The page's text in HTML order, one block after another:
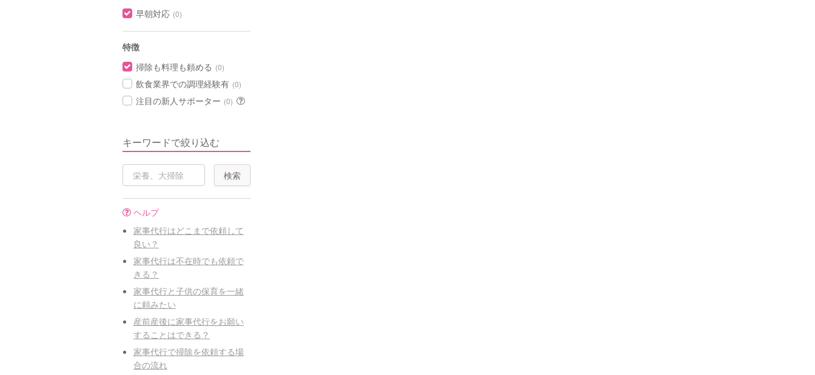
早朝対応 (0)
特徴
掃除も料理も頼める (0)
飲食業界での調理経験有 (0)
注目の新人サポーター (0)
キーワードで絞り込む
ヘルプ
家事代行はどこまで依頼して
良い？
家事代行は不在時でも依頼で
きる？
家事代行と子供の保育を一緒
に頼みたい
産前産後に家事代行をお願い
することはできる？
家事代行で掃除を依頼する場
合の流れ